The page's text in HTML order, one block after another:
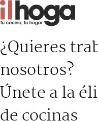
¿Quieres
nosotros?
Únete a la